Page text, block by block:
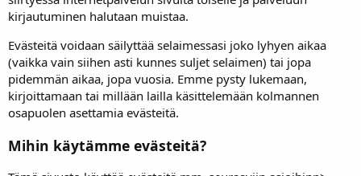
kirjautuminen halutaan muistaa.
Evästeitä voidaan säilyttää selaimessasi joko lyhyen aikaa
(vaikka vain siihen asti kunnes suljet selaimen) tai jopa
pidemmän aikaa, jopa vuosia. Emme pysty lukemaan,
kirjoittamaan tai millään lailla käsittelemään kolmannen
osapuolen asettamia evästeitä.
Mihin käytämme evästeitä?